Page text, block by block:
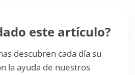
este artículo?
descubren cada día su
la ayuda de nuestros